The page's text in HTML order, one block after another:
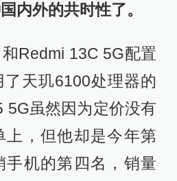
内外的共时性了。
Redmi 13C 5G配置
天玑6100处理器的
5G虽然因为定价没有
上，但他却是今年第
手机的第四名，销量